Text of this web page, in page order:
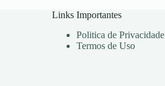
Links Importantes
Politica de Privacidade
Termos de Uso